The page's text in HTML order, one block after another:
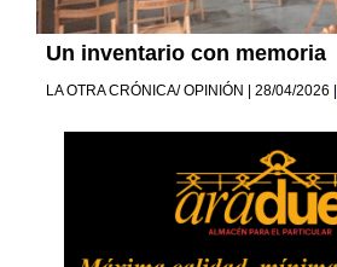
Un inventario con memoria
LA OTRA CRÓNICA/ OPINIÓN | 28/04/2026 |